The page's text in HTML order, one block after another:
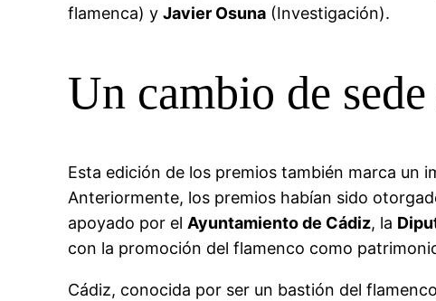
flamenca) yJavier Osuna (Investigación).
Un cambio de
Esta edición de los premios también marca un
Anteriormente, los premios habían sido
apoyado por el Ayuntamiento de Cádiz, la
con la promoción del flamenco como
Cádiz, conocida por ser un bastión del